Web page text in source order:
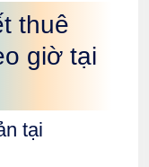
thuê
giờ tại
tại